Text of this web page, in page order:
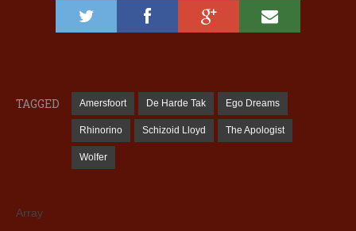
TAGGED Amersfoort De Harde Tak Ego Dreams
Rhinorino Schizoid Lloyd The Apologist
Wolfer
Array